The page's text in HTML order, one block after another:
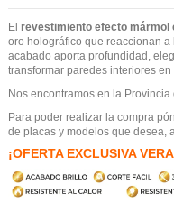
El revestimiento efecto mármol
oro holográfico que reaccionan
acabado aporta profundidad,
transformar paredes interiores
Nos encontramos en la
Para poder realizar la compra
de placas y modelos que desea,
¡OFERTA EXCLUSIVA